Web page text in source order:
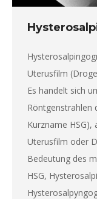
Uterusfilm
Es handelt sich
Röntgenstrahlen
Kurzname HSG),
Uterusfilm oder
Bedeutung des
HSG,